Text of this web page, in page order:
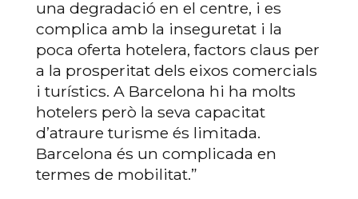
una degradació en el centre, i es
complica amb la inseguretat i la
poca oferta hotelera, factors claus per
a la prosperitat dels eixos comercials
i turístics. A Barcelona hi ha molts
hotelers però la seva capacitat
d’atraure turisme és limitada.
Barcelona és un complicada en
termes de mobilitat.”